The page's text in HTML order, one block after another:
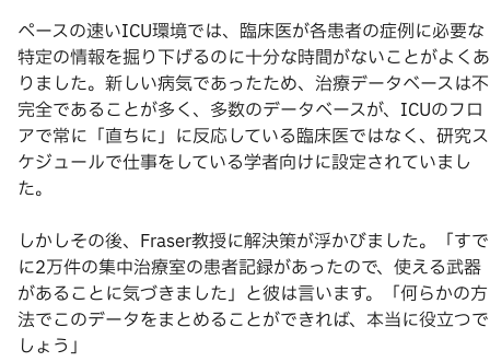
ペースの速いICU環境では、臨床医が各患者の症例に必要な
特定の情報を掘り下げるのに十分な時間がないことがよくあ
りました。新しい病気であったため、治療データベースは不
完全であることが多く、多数のデータベースが、ICUのフロ
アで常に「直ちに」に反応している臨床医ではなく、研究ス
ケジュールで仕事をしている学者向けに設定されていまし
た。
しかしその後、Fraser教授に解決策が浮かびました。「すで
に2万件の集中治療室の患者記録があったので、使える武器
があることに気づきました」と彼は言います。「何らかの方
法でこのデータをまとめることができれば、本当に役立つで
しょう」